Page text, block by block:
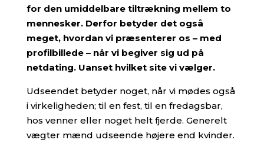
for den umiddelbare tiltrækning mellem to
mennesker. Derfor betyder det også
meget, hvordan vi præsenterer os – med
profilbillede – når vi begiver sig ud på
netdating. Uanset hvilket site vi vælger.
Udseendet betyder noget, når vi mødes også
i virkeligheden; til en fest, til en fredagsbar,
hos venner eller noget helt fjerde. Generelt
vægter mænd udseende højere end kvinder.